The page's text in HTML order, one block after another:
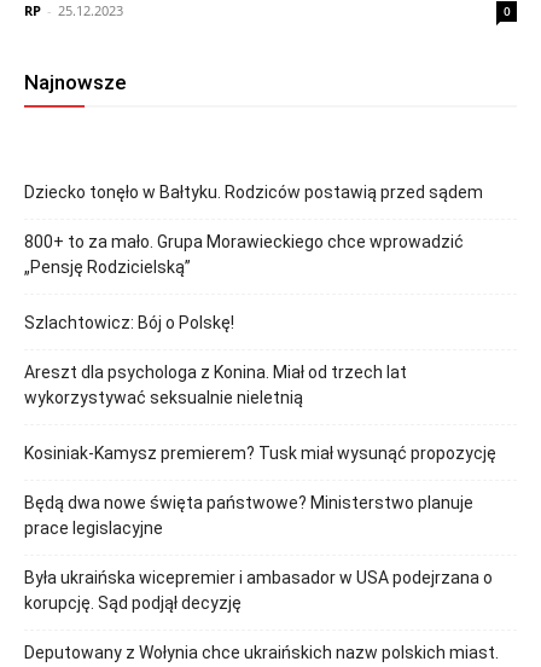
RP - 25.12.2023 0
Najnowsze
Dziecko tonęło w Bałtyku. Rodziców postawią przed sądem
800+ to za mało. Grupa Morawieckiego chce wprowadzić
„Pensję Rodzicielską”
Szlachtowicz: Bój o Polskę!
Areszt dla psychologa z Konina. Miał od trzech lat
wykorzystywać seksualnie nieletnią
Kosiniak-Kamysz premierem? Tusk miał wysunąć propozycję
Będą dwa nowe święta państwowe? Ministerstwo planuje
prace legislacyjne
Była ukraińska wicepremier i ambasador w USA podejrzana o
korupcję. Sąd podjął decyzję
Deputowany z Wołynia chce ukraińskich nazw polskich miast.